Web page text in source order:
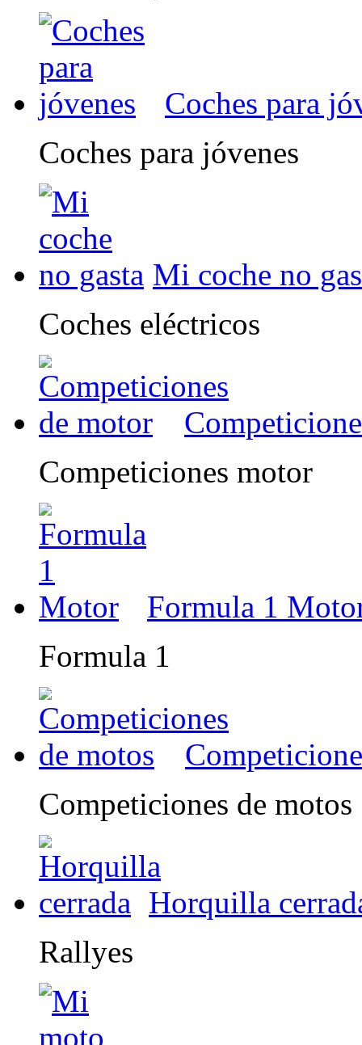
Coches para
Coches para jóvenes
Mi coche no
Coches eléctricos
Competiciones motor
Formula 1
Formula 1
Competiciones de motos
Horquilla
Rallyes